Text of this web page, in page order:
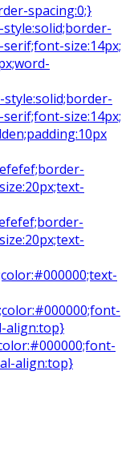
spacing:0;}
size:14px;
size:14px;
align:top}
align:top}